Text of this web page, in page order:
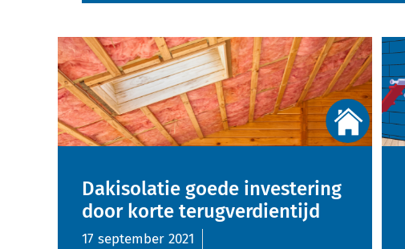
Dakisolatie goede investering
door korte terugverdientijd
17 september 2021